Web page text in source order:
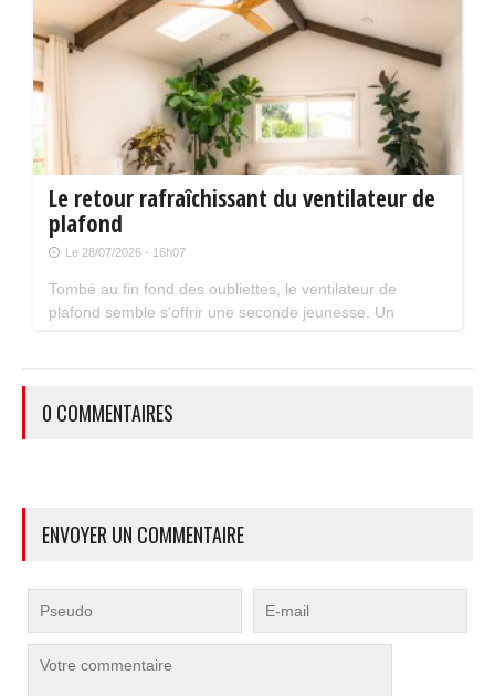
Le retour rafraîchissant du ventilateur de
plafond
Le 28/07/2026 - 16h07
Tombé au fin fond des oubliettes, le ventilateur de
plafond semble s'offrir une seconde jeunesse. Un
0 COMMENTAIRES
ENVOYER UN COMMENTAIRE